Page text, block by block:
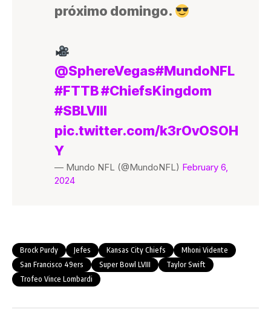
próximo domingo.
@SphereVegas#MundoNFL
#FTTB#ChiefsKingdom
#SBLVIII
pic.twitter.com/k3rOvOSOH
Y
— Mundo NFL (@MundoNFL) February 6,
2024
Brock Purdy Jefes Kansas City Chiefs
Mhoni Vidente
San Francisco 49ers
Super Bowl LVIII
Taylor Swift
Trofeo Vince Lombardi